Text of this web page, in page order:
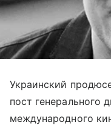
Украинский
пост генерального
международного